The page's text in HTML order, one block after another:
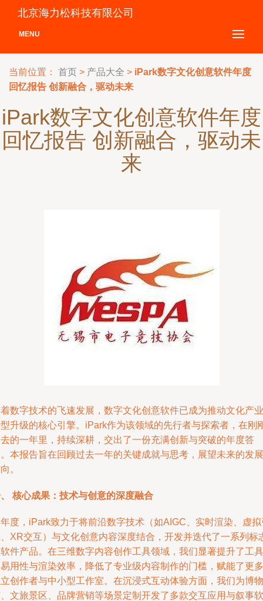
北京海力松科技有限公司
MENU
当前位置： 首页 > 产品大全 > iPark数字文化创意软件年度
回忆报告 创新融合，驱动未来
iPark数字文化创意软件年度
回忆报告 创新融合，驱动未
来
数字技术的飞速发展，数字文化创意软件已成为推动文化产业
升级的核心引擎。iPark作为该领域的先行者与探索者，在刚
的一年里，持续深耕，交出了一份充满创新与突破的年度答
本报告旨在回顾过去一年的关键成就与思考，展望未来的发展
。
核心成果：技术与创意的深度融合
度，iPark致力于将前沿数字技术（如AIGC、实时渲染、虚拟
XR交互）与文化创意内容深度结合，开发并迭代了一系列标
件产品。在三维数字内容创作工具领域，我们显著提升了工具
用性与渲染效率，降低了专业级内容制作的门槛，赋能了更多
创作者与中小型工作室。在沉浸式互动体验方面，我们为博物
文旅景区、品牌营销等场景定制开发了多款交互应用与叙事软